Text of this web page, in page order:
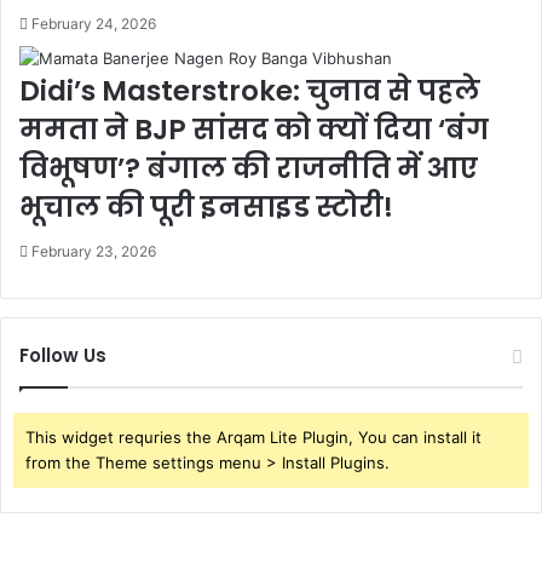
February 24, 2026
Didi’s Masterstroke: चुनाव से पहले
ममता ने BJP सांसद को क्यों दिया ‘बंग
विभूषण’? बंगाल की राजनीति में आए
भूचाल की पूरी इनसाइड स्टोरी!
February 23, 2026
Follow Us
This widget requries the Arqam Lite Plugin, You can install it
from the Theme settings menu > Install Plugins.